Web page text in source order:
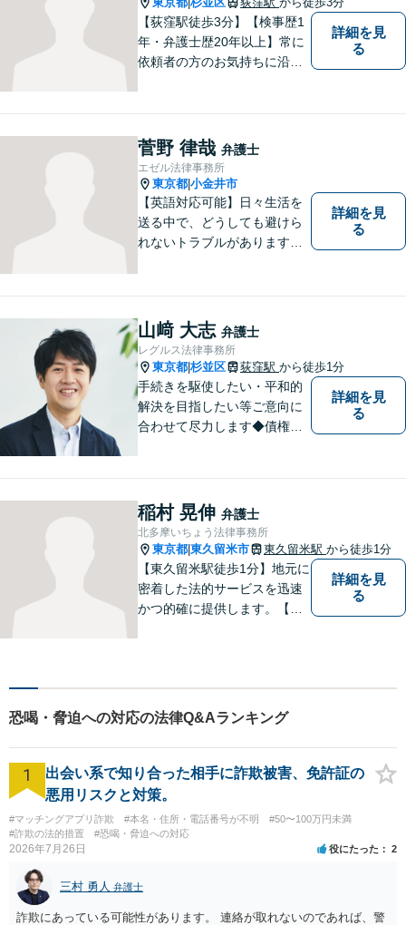
【荻窪駅徒歩3分】【検事歴1
年・弁護士歴20年以上】常に
依頼者の方のお気持ちに沿っ
般を幅広く取り扱っていま
す。【初回面談無料】どんな
難件でも全力でお客様のお力
になります。
詳細を見
る
菅野 律哉 弁護士
エゼル法律事務所
東京都 小金井市
【英語対応可能】日々生活を
送る中で、どうしても避けら
れないトラブルがあります。
かどうかを一緒に考えていき
ます。 まずはお気軽にご相談
ください。
詳細を見
る
山﨑 大志 弁護士
レグルス法律事務所
東京都 杉並区 荻窪駅 から徒歩1分
手続きを駆使したい・平和的
解決を目指したい等ご意向に
合わせて尽力します◆債権回
電気工事等】【請負代金、売
掛代金】今すぐにお電話くだ
さい。
詳細を見
る
稲村 晃伸 弁護士
北多摩いちょう法律事務所
東京都 東久留米市 東久留米駅 から徒歩1分
【東久留米駅徒歩1分】地元に
密着した法的サービスを迅速
かつ的確に提供します。【当
納得のいく解決を目指して、
全力を尽くします。【法テラ
ス利用可能】
詳細を見
る
恐喝・脅迫への対応の法律Q&Aランキング
1
出会い系で知り合った相手に詐欺被害、免許証の
悪用リスクと対策。
#マッチングアプリ詐欺 #本名・住所・電話番号が不明
#50〜100万円未満
#詐欺の法的措置
#恐喝・脅迫への対応
2026年7月26日 役にたった 2
三村 勇人 弁護士
詐欺にあっている可能性があります。 連絡が取れないのであれば、警